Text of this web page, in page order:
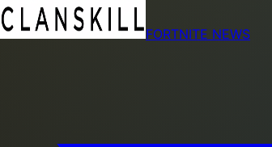
FORTNITE NEWS